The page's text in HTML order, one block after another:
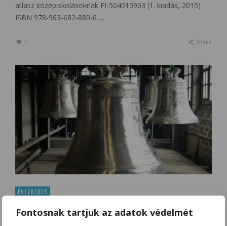
Fontosnak tartjuk az adatok védelmét
atlasz középiskolásoknak FI-504010903 (1. kiadás, 2015)
ISBN 978-963-682-880-6 …
1 Share
ÉVEZREDEK
HARANGOK ÉS LEGENDÁK